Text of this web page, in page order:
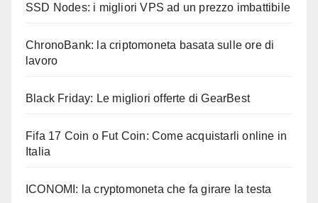
SSD Nodes: i migliori VPS ad un prezzo imbattibile
ChronoBank: la criptomoneta basata sulle ore di
lavoro
Black Friday: Le migliori offerte di GearBest
Fifa 17 Coin o Fut Coin: Come acquistarli online in
Italia
ICONOMI: la cryptomoneta che fa girare la testa